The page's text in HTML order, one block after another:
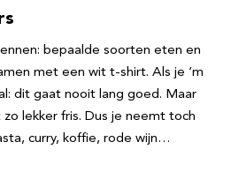
bepaalde soorten eten en
met een wit t-shirt. Als je ‘m
dit gaat nooit lang goed. Maar
lekker fris. Dus je neemt toch
curry, koffie, rode wijn…